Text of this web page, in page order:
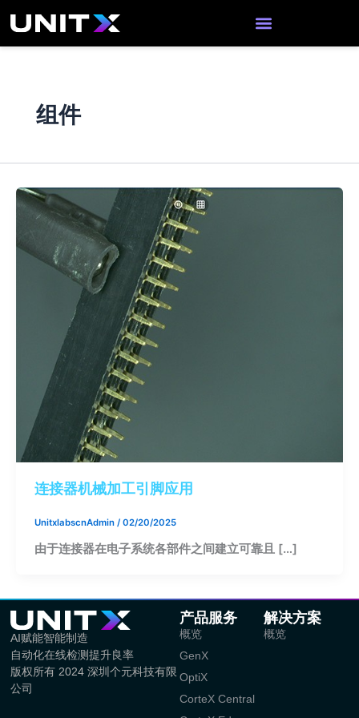
至
组件
连接器机械加工引脚应用
UnitxlabscnAdmin / 02/20/2025
由于连接器在电子系统各部件之间建立可靠且 […]
AI赋能智能制造
自动化在线检测提升良率
版权所有 2024 深圳个元科技有限
公司
产品服务
概览
GenX
OptiX
CorteX Central
解决方案
概览